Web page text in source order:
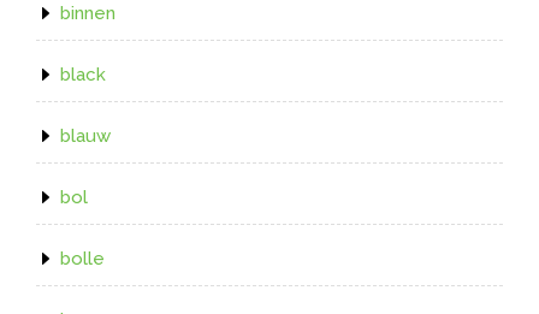
binnen
black
blauw
bol
bolle